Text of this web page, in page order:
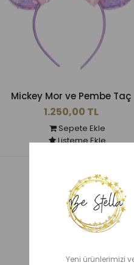
Yeni ürünlerimizi
Mickey Mor ve Pembe Taç
1.250,00 TL
Sepete Ekle
Listeme Ekle